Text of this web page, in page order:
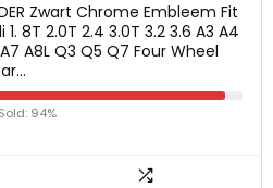
Zwart Chrome Embleem Fit
1. 8T 2.0T 2.4 3.0T 3.2 3.6 A3 A4
A8L Q3 Q5 Q7 Four Wheel
94%